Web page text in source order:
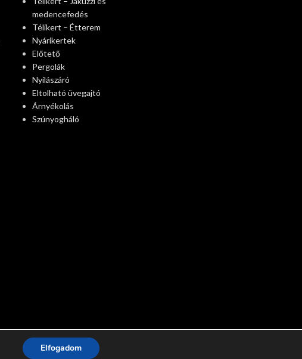
medencefedés
Télikert – Étterem
Nyárikertek
Előtető
Pergolák
Nyílászáró
Eltolható üvegajtó
Árnyékolás
Szúnyogháló
Elfogadom